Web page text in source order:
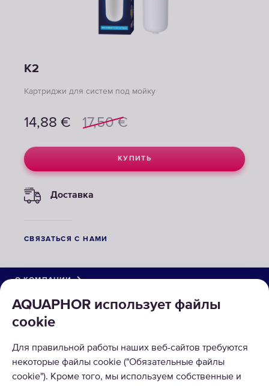
K2
Картриджи для систем под мойку
14,88 € 17,50 €
КУПИТЬ
Доставка
СВЯЗАТЬСЯ С НАМИ
AQUAPHOR использует файлы
cookie
Для правильной работы наших веб-сайтов требуются
некоторые файлы cookie ("Обязательные файлы
cookie"). Кроме того, мы используем собственные и
О КОМПАНИИ
КАТАЛОГ
ВОЗВРАТ ТОВАРА